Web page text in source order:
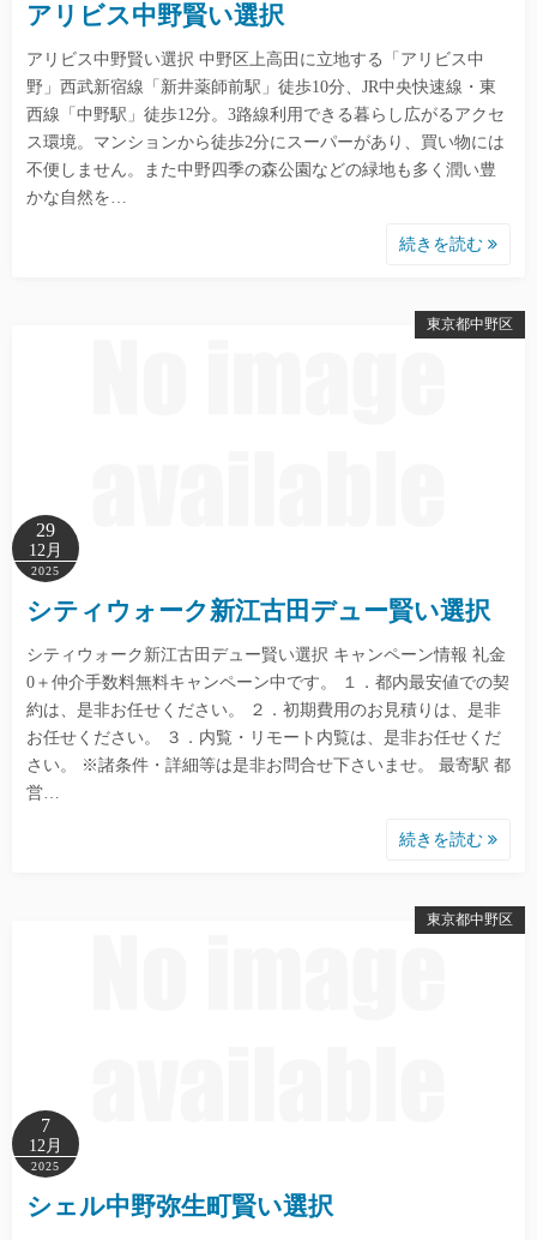
アリビス中野賢い選択
アリビス中野賢い選択 中野区上高田に立地する「アリビス中
野」西武新宿線「新井薬師前駅」徒歩10分、JR中央快速線・東
西線「中野駅」徒歩12分。3路線利用できる暮らし広がるアクセ
ス環境。マンションから徒歩2分にスーパーがあり、買い物には
不便しません。また中野四季の森公園などの緑地も多く潤い豊
かな自然を…
続きを読む
東京都中野区
29
12月
2025
シティウォーク新江古田デュー賢い選択
シティウォーク新江古田デュー賢い選択 キャンペーン情報 礼金
0＋仲介手数料無料キャンペーン中です。 １．都内最安値での契
約は、是非お任せください。 ２．初期費用のお見積りは、是非
お任せください。 ３．内覧・リモート内覧は、是非お任せくだ
さい。 ※諸条件・詳細等は是非お問合せ下さいませ。 最寄駅 都
営…
続きを読む
東京都中野区
7
12月
2025
シェル中野弥生町賢い選択